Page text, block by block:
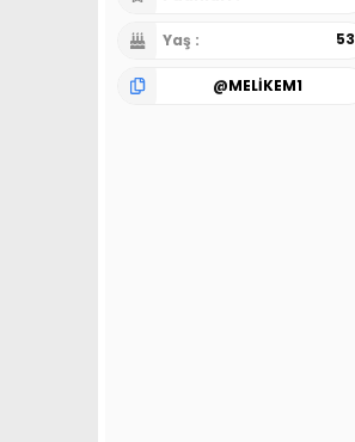
Yaş 53
@MELİKEM1